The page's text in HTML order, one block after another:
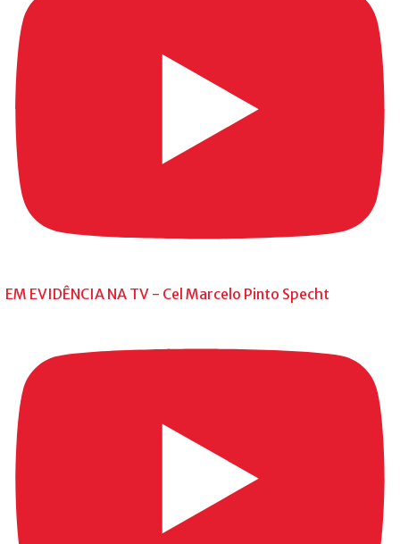
EM EVIDÊNCIA NA TV - Cel Marcelo Pinto Specht